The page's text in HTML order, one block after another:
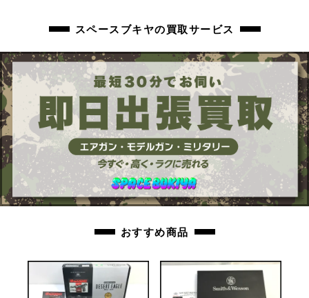
スペースブキヤの買取サービス
おすすめ商品